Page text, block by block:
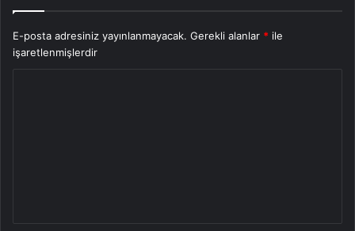
E-posta adresiniz yayınlanmayacak. Gerekli alanlar * ile
işaretlenmişlerdir